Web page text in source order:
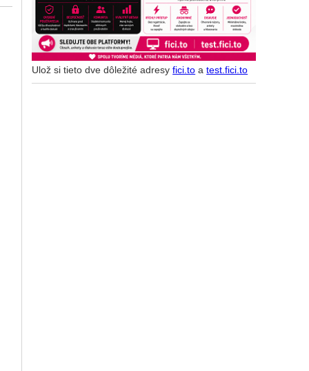
Ulož si tieto dve dôležité adresyfici.to atest.fici.to